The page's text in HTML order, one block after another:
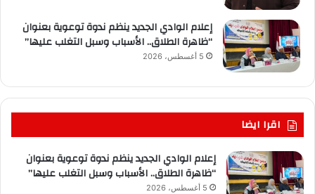
إعلام الوادي الجديد ينظم ندوة توعوية بعنوان
“ظاهرة الطلاق.. الأسباب وسبل التغلب عليها”
5 أغسطس، 2026
اقرا ايضا
إعلام الوادي الجديد ينظم ندوة توعوية بعنوان
“ظاهرة الطلاق.. الأسباب وسبل التغلب عليها”
5 أغسطس، 2026